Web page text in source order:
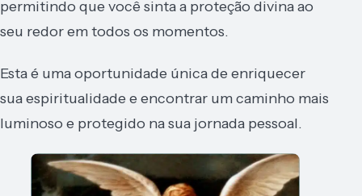
permitindo que você sinta a proteção divina ao
seu redor em todos os momentos.
Esta é uma oportunidade única de enriquecer
sua espiritualidade e encontrar um caminho mais
luminoso e protegido na sua jornada pessoal.